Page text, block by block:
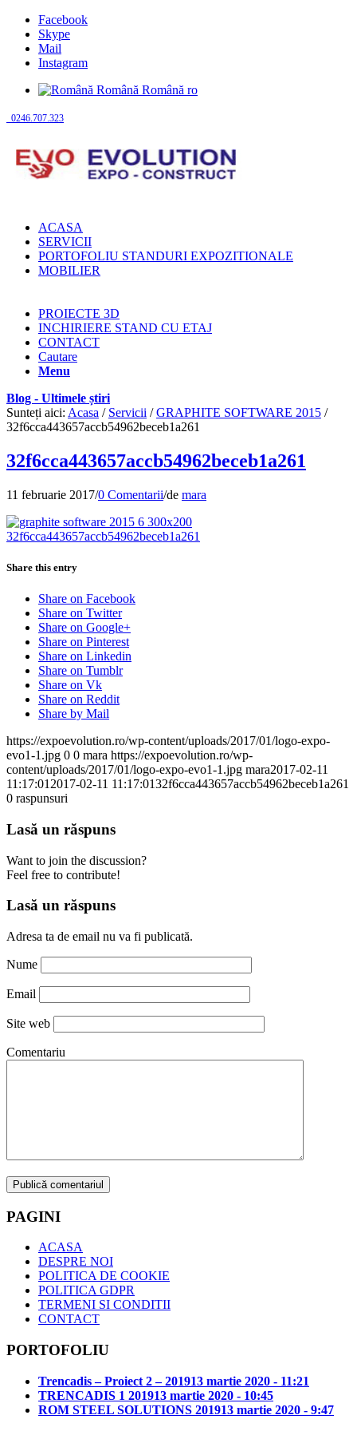
Facebook
Skype
Mail
Instagram
Română Română ro
0246.707.323
ACASA
SERVICII
PORTOFOLIU STANDURI EXPOZITIONALE
MOBILIER
PROIECTE 3D
INCHIRIERE STAND CU ETAJ
CONTACT
Cautare
Menu
Blog - Ultimele știri
Sunteți aici: Acasa / Servicii / GRAPHITE SOFTWARE 2015 /
32f6cca443657accb54962beceb1a261
32f6cca443657accb54962beceb1a261
11 februarie 2017/0 Comentarii/de mara
Share this entry
Share on Facebook
Share on Twitter
Share on Google+
Share on Pinterest
Share on Linkedin
Share on Tumblr
Share on Vk
Share on Reddit
Share by Mail
https://expoevolution.ro/wp-content/uploads/2017/01/logo-expo-
evo1-1.jpg 0 0 mara https://expoevolution.ro/wp-
content/uploads/2017/01/logo-expo-evo1-1.jpg mara2017-02-11
11:17:01 2017-02-11 11:17:0132f6cca443657accb54962beceb1a261
0 raspunsuri
Lasă un răspuns
Want to join the discussion?
Feel free to contribute!
Lasă un răspuns
Adresa ta de email nu va fi publicată.
Nume
Email
Site web
Comentariu
PAGINI
ACASA
DESPRE NOI
POLITICA DE COOKIE
POLITICA GDPR
TERMENI SI CONDITII
CONTACT
PORTOFOLIU
Trencadis – Proiect 2 – 201913 martie 2020 - 11:21
TRENCADIS 1 201913 martie 2020 - 10:45
ROM STEEL SOLUTIONS 201913 martie 2020 - 9:47